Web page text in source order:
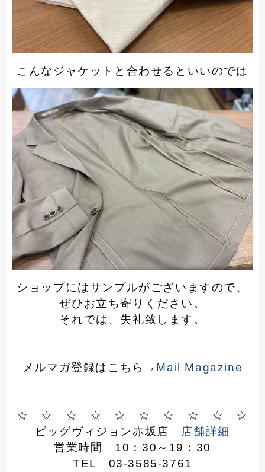
こんなジャケットと合わせるといいのでは
ショップにはサンプルがございますので、
ぜひお立ち寄りください。
それでは、失礼致します。
メルマガ登録はこちら→ Mail Magazine
☆ ☆ ☆ ☆ ☆ ☆ ☆ ☆ ☆ ☆
ビッグヴィジョン赤坂店 店舗詳細
営業時間 10：30～19：30
TEL 03-3585-3761